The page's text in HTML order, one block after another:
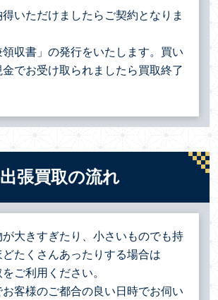
いただけましたらご契約となりま
領収書」の発行をいたします。買い
でお受け取られましたら買取終了
出張買取の流れ
大きすぎたり、小さいものでも持
たくさんあったりする場合は
ご利用ください。
客様のご都合の良い日時でお伺い